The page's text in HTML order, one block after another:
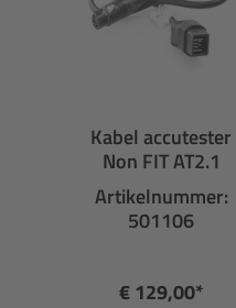
Kabel accutester
Non FIT AT2.1
Artikelnummer:
501106
€ 129,00*